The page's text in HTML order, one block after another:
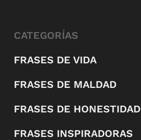
CATEGORÍAS
FRASES DE VIDA
FRASES DE MALDAD
FRASES DE HONESTIDAD
FRASES INSPIRADORAS